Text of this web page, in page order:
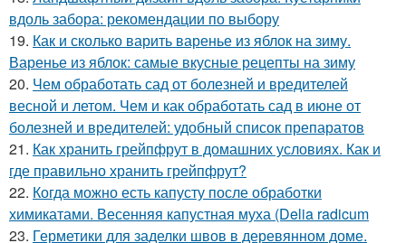
вдоль забора: рекомендации по выбору
19. Как и сколько варить варенье из яблок на зиму.
Варенье из яблок: самые вкусные рецепты на зиму
20. Чем обработать сад от болезней и вредителей
весной и летом. Чем и как обработать сад в июне от
болезней и вредителей: удобный список препаратов
21. Как хранить грейпфрут в домашних условиях. Как и
где правильно хранить грейпфрут?
22. Когда можно есть капусту после обработки
химикатами. Весенняя капустная муха (Delia radicum
23. Герметики для заделки швов в деревянном доме.